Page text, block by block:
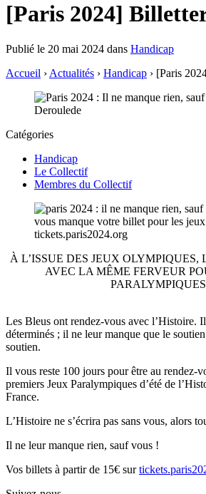
[Paris 2024]
Publié le 20 mai 2024 dans Handicap
Accueil › Actualités › Handicap › [Paris
Catégories
Handicap
Le Collectif
Membres du Collectif
À L’ISSUE DES JEUX OLYMPIQUES,
AVEC LA MÊME FERVEUR
Les Bleus ont rendez-vous avec l’Histoire.
déterminés ; il ne leur manque que le
soutien.
Il vous reste 100 jours pour être au rendez-
premiers Jeux Paralympiques d’été de
France.
L’Histoire ne s’écrira pas sans vous, alors
Il ne leur manque rien, sauf vous !
Vos billets à partir de 15€ sur